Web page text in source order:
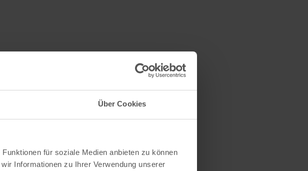
Über Cookies
für soziale Medien anbieten zu können
Informationen zu Ihrer Verwendung unserer